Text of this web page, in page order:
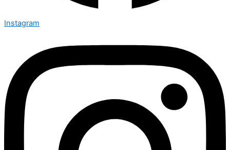
Instagram